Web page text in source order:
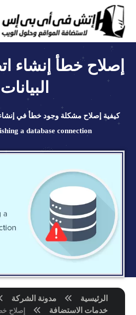
إصلاح خطأ إنشاء
البيانات
كيفية إصلاح مشكلة وجود خطأ في إنشاء
a database connection
الرئيسية مدونة الشركة
خدمات الاستضافة
إصلاح